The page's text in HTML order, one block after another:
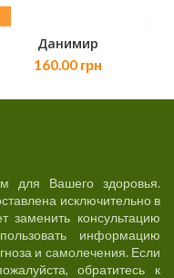
Данимир
160.00 грн
для Вашего здоровья.
исключительно в
заменить консультацию
информацию
и самолечения. Если
обратитесь к